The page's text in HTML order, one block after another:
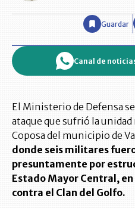
Guardar
Canal de
El Ministerio de Defensa
ataque que sufrió la
Coposa del municipio de
donde seis militares
presuntamente por
Estado Mayor Central,
contra el Clan del Golfo.